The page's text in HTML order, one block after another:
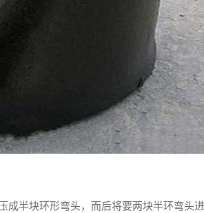
半块环形弯头，而后将要两块半环弯头进